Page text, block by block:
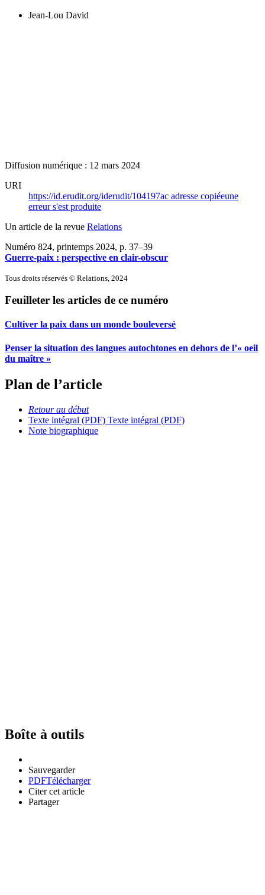
Jean-Lou David
Diffusion numérique : 12 mars 2024
URI
https://id.erudit.org/iderudit/104197ac adresse copiéeune
erreur s'est produite
Un article de la revue Relations
Numéro 824, printemps 2024, p. 37–39
Guerre-paix : perspective en clair-obscur
Tous droits réservés © Relations, 2024
Feuilleter les articles de ce numéro
Cultiver la paix dans un monde bouleversé
Penser la situation des langues autochtones en dehors de l’« oeil
du maître »
Plan de l’article
Retour au début
Texte intégral (PDF) Texte intégral (PDF)
Note biographique
Boîte à outils
Sauvegarder
PDFTélécharger
Citer cet article
Partager